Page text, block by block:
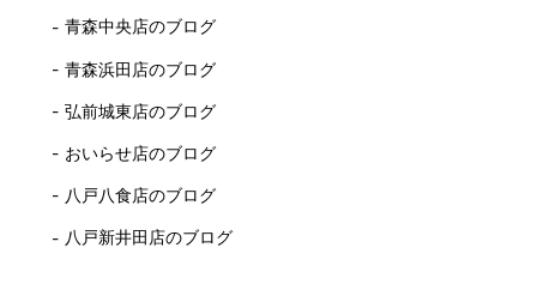
青森中央店のブログ
青森浜田店のブログ
弘前城東店のブログ
おいらせ店のブログ
八戸八食店のブログ
八戸新井田店のブログ